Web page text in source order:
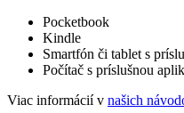
Pocketbook
Kindle
Smartfón či tablet s
Počítač s príslušnou
Viac informácií v našich